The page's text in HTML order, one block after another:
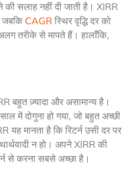
सलाह नहीं दी जाती है। XIRR
जबकि CAGR स्थिर वृद्धि दर को
तरीके से मापते हैं। हालाँकि,
बहुत ज़्यादा और असामान्य है।
में दोगुना हो गया, जो बहुत अच्छी
यह मानता है कि रिटर्न उसी दर पर
न हो। अपने XIRR की
से करना सबसे अच्छा है।